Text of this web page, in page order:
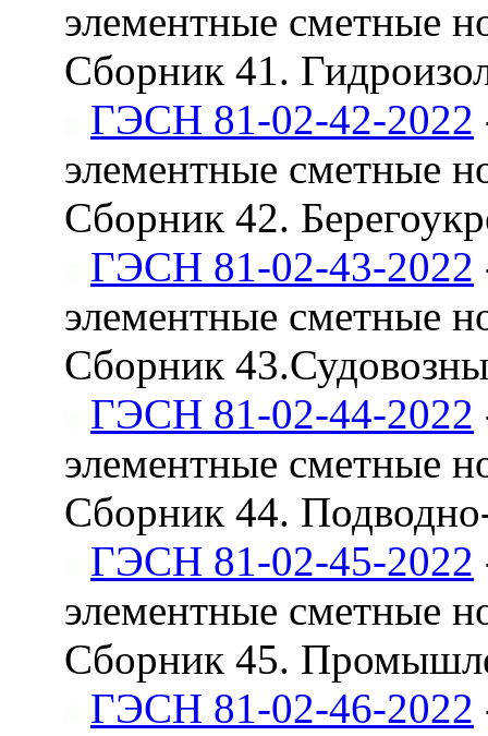
элементные сметные
Сборник 41.
ГЭСН 81-02-42-2022
элементные сметные
Сборник 42.
ГЭСН 81-02-43-2022
элементные сметные
Сборник
ГЭСН 81-02-44-2022
элементные сметные
Сборник 44.
ГЭСН 81-02-45-2022
элементные сметные
Сборник 45.
ГЭСН 81-02-46-2022